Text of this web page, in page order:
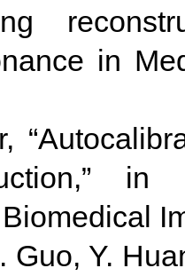
in
Guo, Y.